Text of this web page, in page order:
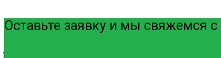
Оставьте заявку и мы свяжемся